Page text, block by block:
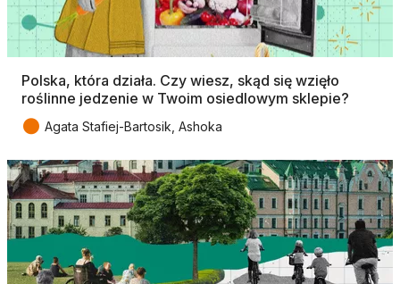
Polska, która działa. Czy wiesz, skąd się wzięło
roślinne jedzenie w Twoim osiedlowym sklepie?
● Agata Stafiej-Bartosik, Ashoka